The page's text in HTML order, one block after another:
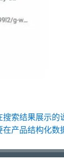
索结果展示
产品结构化数